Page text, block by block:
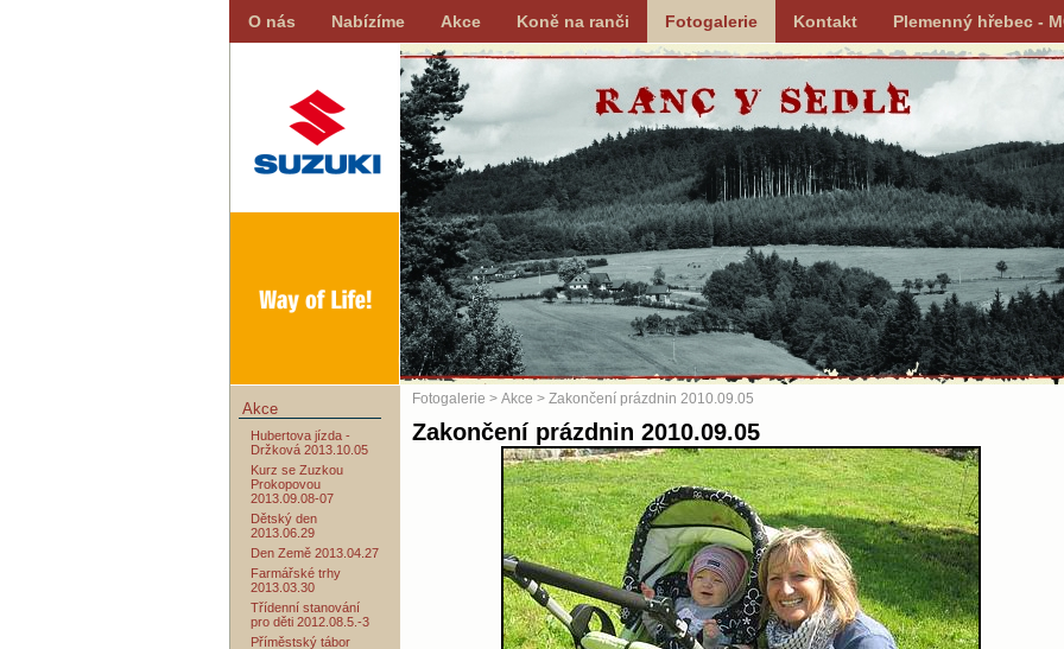
O nás Nabízíme Akce Koně na ranči Fotogalerie Kontakt Plemenný hřebec -
Akce
Hubertova jízda -
Držková 2013.10.05
Kurz se Zuzkou
Prokopovou
2013.09.08-07
Dětský den
2013.06.29
Den Země 2013.04.27
Farmářské trhy
2013.03.30
Třídenní stanování
pro děti 2012.08.5.-3
Příměstský tábor
Fotogalerie > Akce > Zakončení prázdnin 2010.09.05
Zakončení prázdnin 2010.09.05